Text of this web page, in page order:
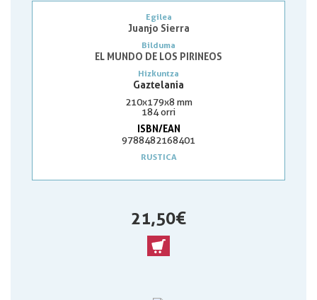
Egilea
Juanjo Sierra
Bilduma
EL MUNDO DE LOS PIRINEOS
Hizkuntza
Gaztelania
210x179x8 mm
184 orri
ISBN/EAN
9788482168401
RUSTICA
21,50 €